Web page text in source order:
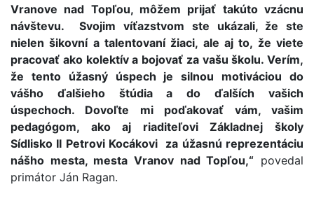
Vranove nad Topľou, môžem prijať takúto vzácnu
návštevu. Svojim víťazstvom ste ukázali, že ste
nielen šikovní a talentovaní žiaci, ale aj to, že viete
pracovať ako kolektív a bojovať za vašu školu. Verím,
že tento úžasný úspech je silnou motiváciou do
vášho ďalšieho štúdia a do ďalších vašich
úspechoch. Dovoľte mi poďakovať vám, vašim
pedagógom, ako aj riaditeľovi Základnej školy
Sídlisko II Petrovi Kocákovi za úžasnú reprezentáciu
nášho mesta, mesta Vranov nad Topľou,“ povedal
primátor Ján Ragan.